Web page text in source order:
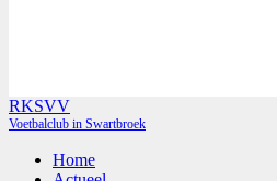
RKSVV
Voetbalclub in Swartbroek
Home